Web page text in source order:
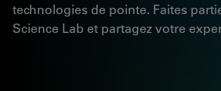
technologies de pointe. Faites
Science Lab et partagez votre